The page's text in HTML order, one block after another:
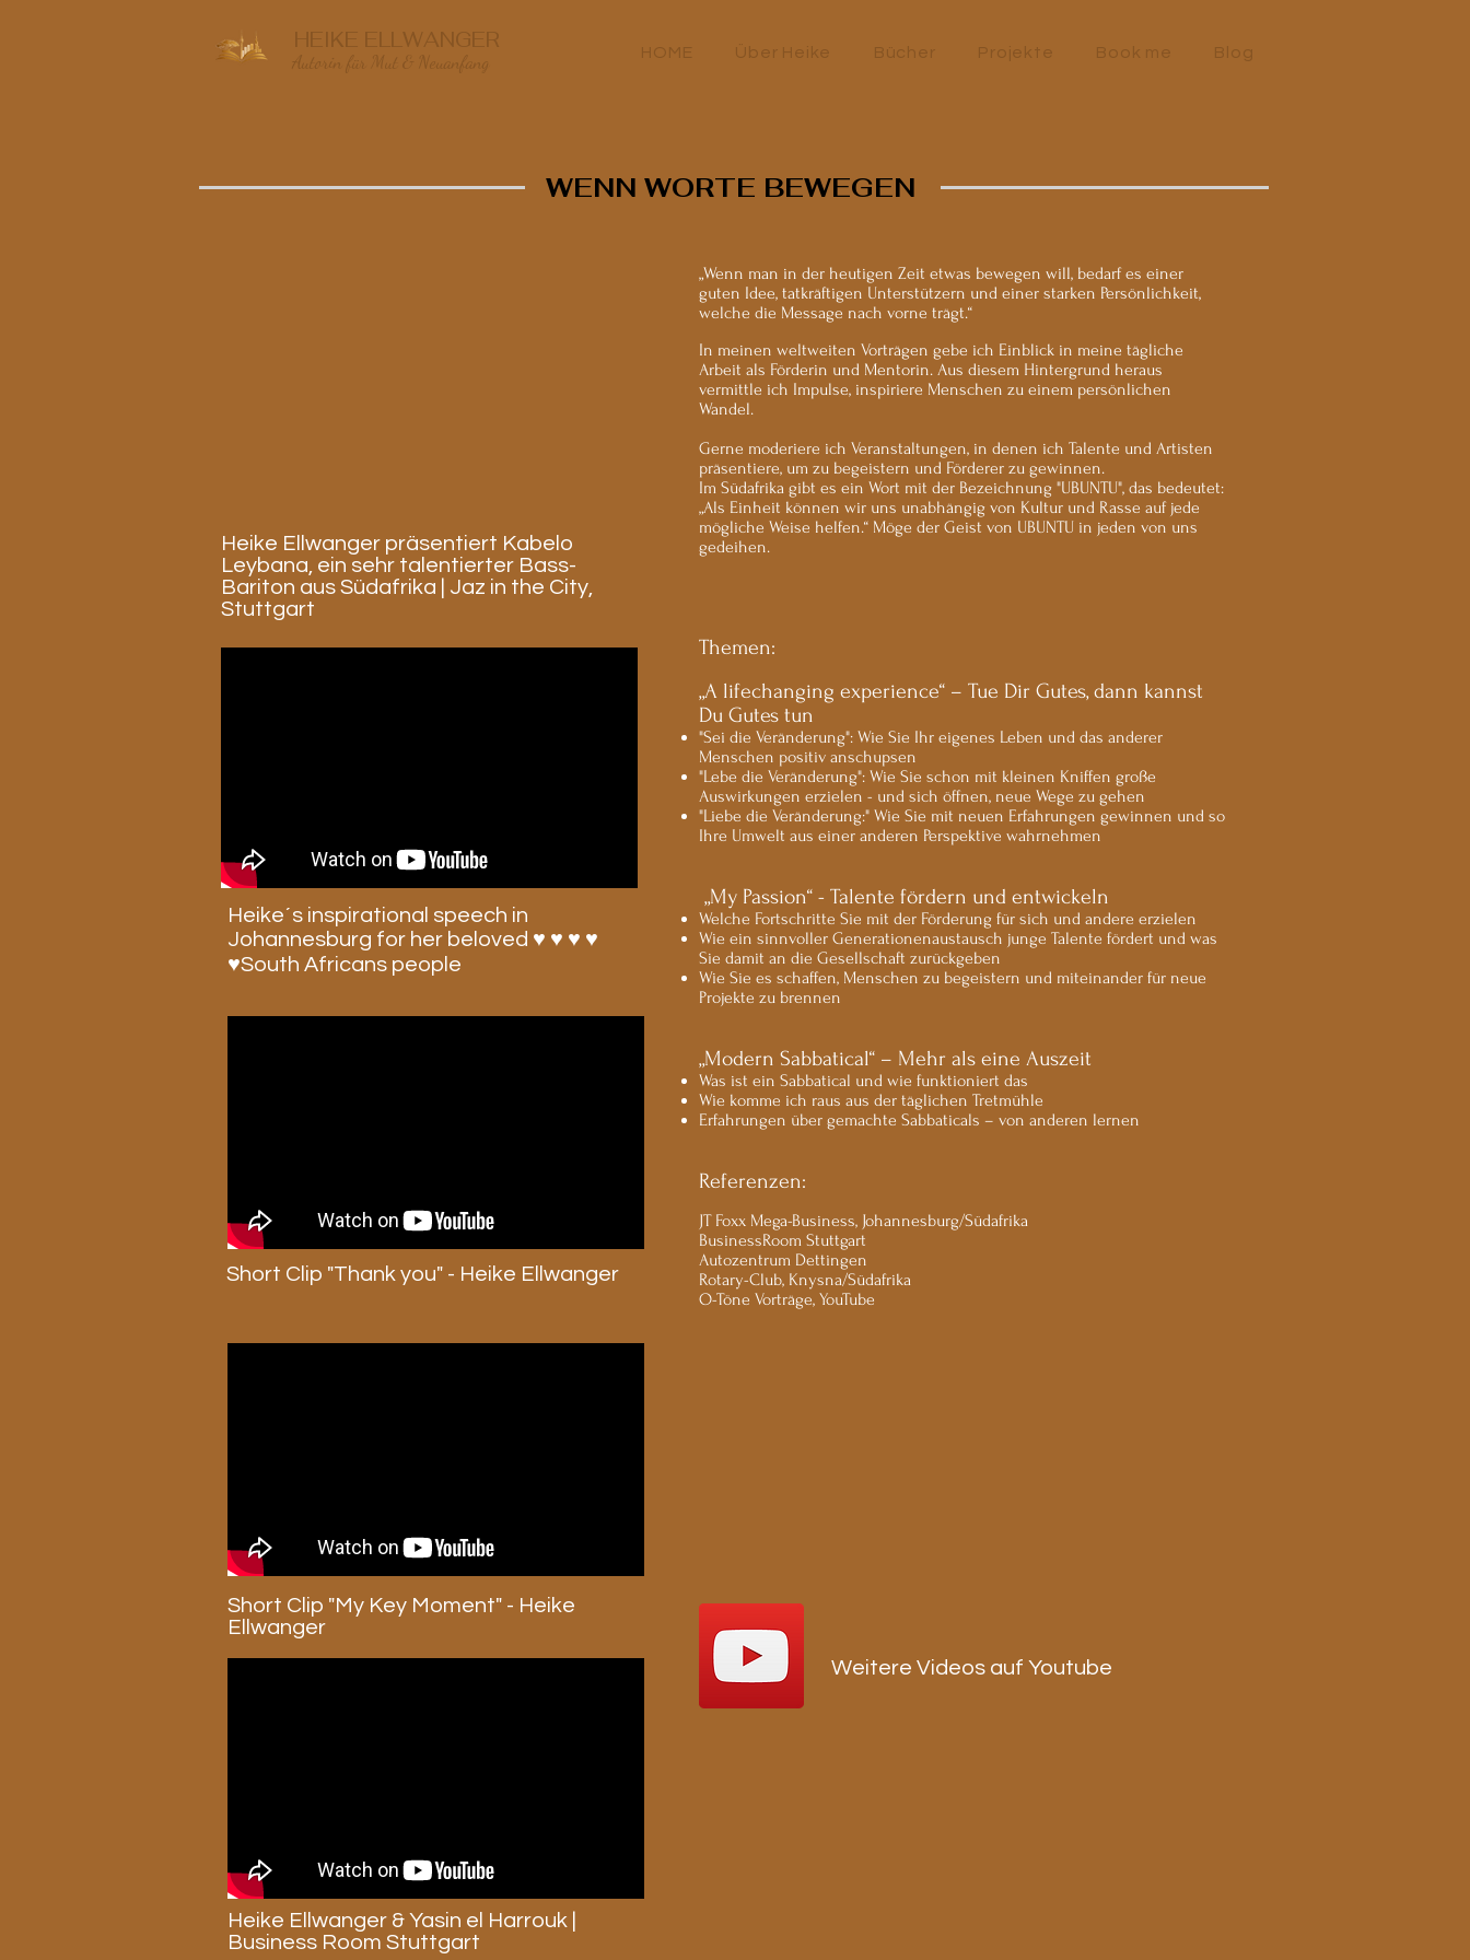
HEIKE ELLWANGER
Autorin für Mut & Neuanfang HOME Über Heike Bücher Projekte Book me Blog
WENN WORTE BEWEGEN
Heike Ellwanger präsentiert Kabelo
Leybana, ein sehr talentierter Bass-
Bariton aus Südafrika | Jaz in the City,
Stuttgart
Heike´s inspirational speech in
Johannesburg for her beloved ♥ ♥ ♥ ♥
♥South Africans people
Short Clip "Thank you" - Heike Ellwanger
„Wenn man in der heutigen Zeit etwas bewegen will, bedarf es einer
guten Idee, tatkräftigen Unterstützern und einer starken Persönlichkeit,
welche die Message nach vorne trägt.“
In meinen weltweiten Vorträgen gebe ich Einblick in meine tägliche
Arbeit als Förderin und Mentorin. Aus diesem Hintergrund heraus
vermittle ich Impulse, inspiriere Menschen zu einem persönlichen
Wandel.
Gerne moderiere ich Veranstaltungen, in denen ich Talente und Artisten
präsentiere, um zu begeistern und Förderer zu gewinnen.
Im Südafrika gibt es ein Wort mit der Bezeichnung "UBUNTU", das bedeutet:
„Als Einheit können wir uns unabhängig von Kultur und Rasse auf jede
mögliche Weise helfen.“ Möge der Geist von UBUNTU in jeden von uns
gedeihen.
​Themen:
„A lifechanging experience“ – Tue Dir Gutes, dann kannst
Du Gutes tun
"Sei die Veränderung": Wie Sie Ihr eigenes Leben und das anderer
Menschen positiv anschupsen
"Lebe die Veränderung": Wie Sie schon mit kleinen Kniffen große
Auswirkungen erzielen - und sich öffnen, neue Wege zu gehen
"Liebe die Veränderung:" Wie Sie mit neuen Erfahrungen gewinnen und so
Ihre Umwelt aus einer anderen Perspektive wahrnehmen
„My Passion“ - Talente fördern und entwickeln
Welche Fortschritte Sie mit der Förderung für sich und andere erzielen
Wie ein sinnvoller Generationenaustausch junge Talente fördert und was
Sie damit an die Gesellschaft zurückgeben
Wie Sie es schaffen, Menschen zu begeistern und miteinander für neue
Projekte zu brennen
„Modern Sabbatical“ – Mehr als eine Auszeit
Was ist ein Sabbatical und wie funktioniert das
Wie komme ich raus aus der täglichen Tretmühle
Erfahrungen über gemachte Sabbaticals – von anderen lernen
Referenzen:
JT Foxx Mega-Business, Johannesburg/Südafrika
BusinessRoom Stuttgart
Autozentrum Dettingen
Rotary-Club, Knysna/Südafrika
O-Töne Vorträge, YouTube
Short Clip "My Key Moment" - Heike
Ellwanger
Weitere Videos auf Youtube
Heike Ellwanger & Yasin el Harrouk |
Business Room Stuttgart